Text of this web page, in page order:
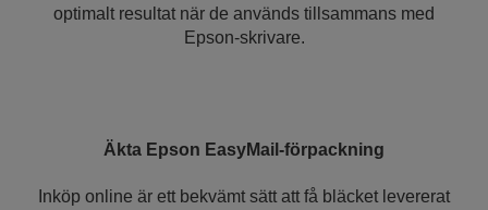
optimalt resultat när de används tillsammans med
Epson-skrivare.
Äkta Epson EasyMail-förpackning
Inköp online är ett bekvämt sätt att få bläcket levererat